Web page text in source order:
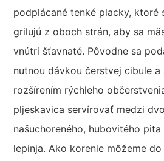
podplácané tenké placky, ktoré
grilujú z oboch strán, aby sa
vnútri šťavnaté. Pôvodne sa
nutnou dávkou čerstvej cibule a
rozšírením rýchleho
pljeskavica servírovať medzi
našuchoreného, hubovitého
lepinja. Ako korenie môžeme